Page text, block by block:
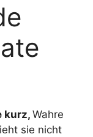
kurz, Wahre
sie nicht